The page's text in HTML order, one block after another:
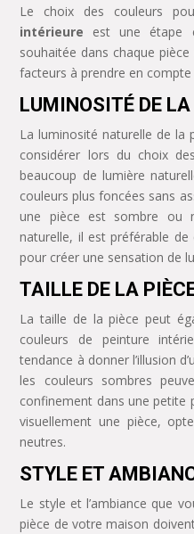
Le choix des couleurs
intérieure est une étape
souhaitée dans chaque
facteurs à prendre en
LUMINOSITÉ DE LA
La luminosité naturelle de la
considérer lors du choix
beaucoup de lumière
couleurs plus foncées sans
une pièce est sombre ou
naturelle, il est préférable de
pour créer une sensation de
TAILLE DE LA
La taille de la pièce peut
couleurs de peinture
tendance à donner l’illusion
les couleurs sombres
confinement dans une petite
visuellement une pièce,
neutres.
STYLE ET
Le style et l’ambiance que
pièce de votre maison